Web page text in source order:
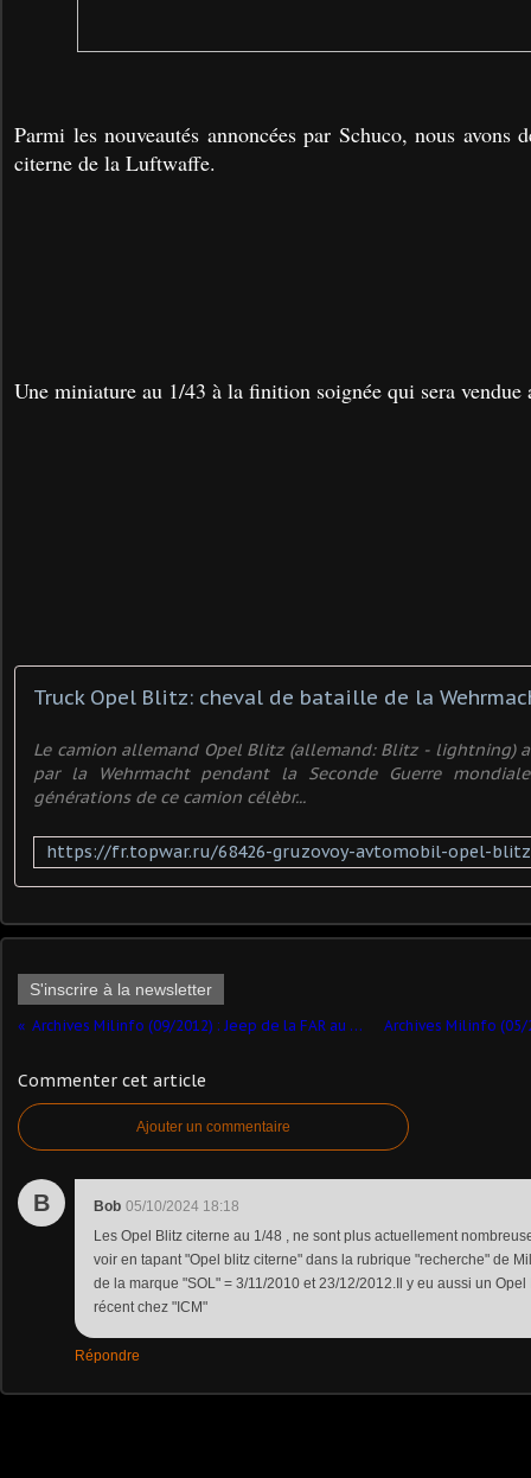
Parmi les nouveautés annoncées par Schuco, nous avons
citerne de la Luftwaffe.
Une miniature au 1/43 à la finition soignée qui sera
Truck Opel Blitz: cheval de bataille de la
Le camion allemand Opel Blitz (allemand: Blitz - lightning)
par la Wehrmacht pendant la Seconde Guerre
générations de ce camion célèbr...
S'inscrire à la newsletter
Archives Milinfo (09/2012) : Jeep de la FAR au 1/48 (par Jérôme Hadacek)
Commenter cet article
Ajouter un commentaire
B Bob 05/10/2024 18:18
Les Opel Blitz citerne au 1/48 , ne sont plus actuellement
voir en tapant "Opel blitz citerne" dans la rubrique "recherche" de
de la marque "SOL" = 3/11/2010 et 23/12/2012.Il y eu aussi un
récent chez "ICM"
Répondre